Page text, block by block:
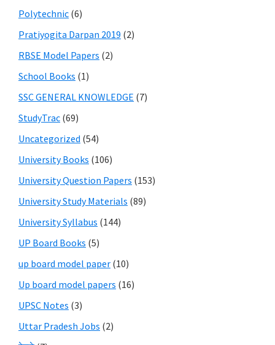
Polytechnic (6)
Pratiyogita Darpan 2019 (2)
RBSE Model Papers (2)
School Books (1)
SSC GENERAL KNOWLEDGE (7)
StudyTrac (69)
Uncategorized (54)
University Books (106)
University Question Papers (153)
University Study Materials (89)
University Syllabus (144)
UP Board Books (5)
up board model paper (10)
Up board model papers (16)
UPSC Notes (3)
Uttar Pradesh Jobs (2)